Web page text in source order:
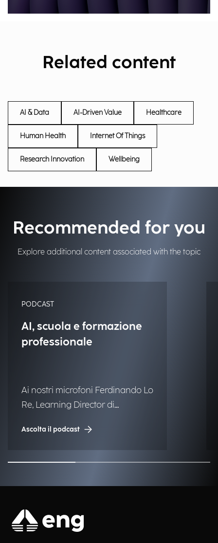
Related content
AI & Data AI-Driven Value Healthcare
Human Health Internet Of Things
Research Innovation Wellbeing
Recommended for you
Explore additional content associated with the topic
PODCAST
AI, scuola e formazione
professionale
Ai nostri microfoni Ferdinando Lo
Re, Learning Director di
Ascolta il podcast